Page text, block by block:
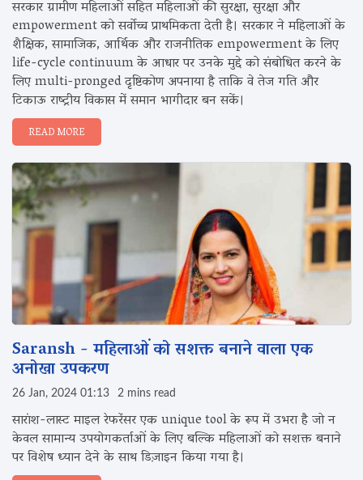
सरकार ग्रामीण महिलाओं सहित महिलाओं की सुरक्षा, सुरक्षा और
empowerment को सर्वोच्च प्राथमिकता देती है। सरकार ने महिलाओं के
शैक्षिक, सामाजिक, आर्थिक और राजनीतिक empowerment के लिए
life-cycle continuum के आधार पर उनके मुद्दे को संबोधित करने के
लिए multi-pronged दृष्टिकोण अपनाया है ताकि वे तेज गति और
टिकाऊ राष्ट्रीय विकास में समान भागीदार बन सकें।
READ MORE
Saransh - महिलाओं को सशक्त बनाने वाला एक
अनोखा उपकरण
26 Jan, 2024 01:13 2 mins read
सारांश-लास्ट माइल रेफरेंसर एक unique tool के रूप में उभरा है जो न
केवल सामान्य उपयोगकर्ताओं के लिए बल्कि महिलाओं को सशक्त बनाने
पर विशेष ध्यान देने के साथ डिज़ाइन किया गया है।